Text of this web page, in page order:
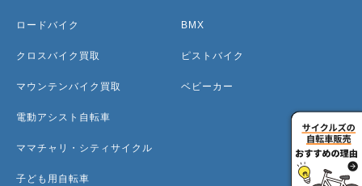
ロードバイク
クロスバイク買取
マウンテンバイク買取
電動アシスト自転車
ママチャリ・シティサイクル
子ども用自転車
BMX
ピストバイク
ベビーカー